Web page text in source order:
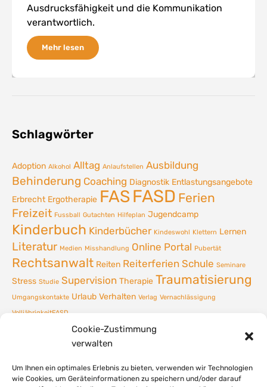
Cookie-Zustimmung
verwalten
Um Ihnen ein optimales Erlebnis zu bieten, verwenden wir Technologien
wie Cookies, um Geräteinformationen zu speichern und/oder darauf
Ausdrucksfähigkeit und die Kommunikation
verantwortlich.
Mehr lesen
Schlagwörter
Adoption Alkohol Alltag Anlaufstellen Ausbildung
Behinderung Coaching Diagnostik Entlastungsangebote
Erbrecht Ergotherapie FASFASD Ferien
Freizeit Fussball Gutachten Hilfeplan Jugendcamp
Kinderbuch Kinderbücher Kindeswohl Klettern Lernen
Literatur Medien Misshandlung Online Portal Pubertät
Rechtsanwalt Reiten Reiterferien Schule Seminare
Stress Studie Supervision Therapie Traumatisierung
Umgangskontakte Urlaub Verhalten Verlag Vernachlässigung
VolljährigkeitFASD